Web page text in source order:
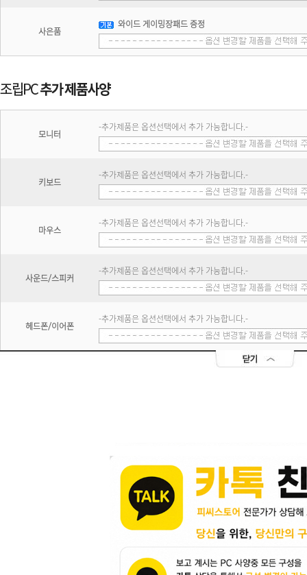
사은품
와이드 게이밍장패드 증정
모니터
-추가제품은 옵션선택에서 추가 가능합니다.-
키보드
-추가제품은 옵션선택에서 추가 가능합니다.-
마우스
-추가제품은 옵션선택에서 추가 가능합니다.-
사운드/스피커
-추가제품은 옵션선택에서 추가 가능합니다.-
헤드폰/이어폰
-추가제품은 옵션선택에서 추가 가능합니다.-